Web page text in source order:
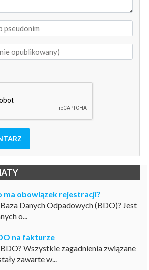
ma obowiązek rejestracji?
Danych Odpadowych (BDO)? Jest
o...
na fakturze
Wszystkie zagadnienia związane
zawarte w...